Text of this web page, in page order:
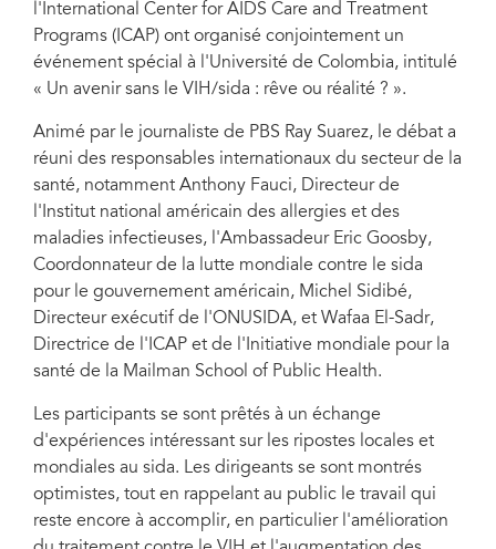
l'International Center for AIDS Care and Treatment
Programs (ICAP) ont organisé conjointement un
événement spécial à l'Université de Colombia, intitulé
« Un avenir sans le VIH/sida : rêve ou réalité ? ».
Animé par le journaliste de PBS Ray Suarez, le débat a
réuni des responsables internationaux du secteur de la
santé, notamment Anthony Fauci, Directeur de
l'Institut national américain des allergies et des
maladies infectieuses, l'Ambassadeur Eric Goosby,
Coordonnateur de la lutte mondiale contre le sida
pour le gouvernement américain, Michel Sidibé,
Directeur exécutif de l'ONUSIDA, et Wafaa El-Sadr,
Directrice de l'ICAP et de l'Initiative mondiale pour la
santé de la Mailman School of Public Health.
Les participants se sont prêtés à un échange
d'expériences intéressant sur les ripostes locales et
mondiales au sida. Les dirigeants se sont montrés
optimistes, tout en rappelant au public le travail qui
reste encore à accomplir, en particulier l'amélioration